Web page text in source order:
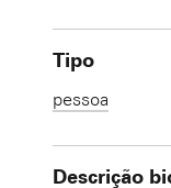
Tipo
pessoa
Descrição